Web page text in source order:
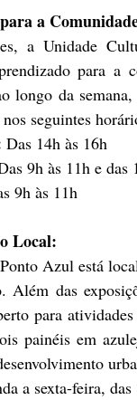
a
a Unidade
para
longo da
seguintes
Das 14h às 16h
9h às 11h e das
9h às 11h
Local:
Azul está
Além das
para
painéis em
a sexta-feira, das